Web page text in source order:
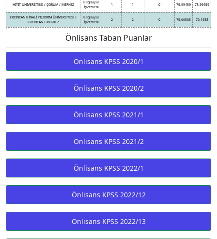
HİTİT ÜNİVERSİTESİ / ÇORUM / MERKEZ
Bilgisayar
İşletmeni
1 1 0 75,99459 75,99459
ERZİNCAN BİNALİ YILDIRIM ÜNİVERSİTESİ /
ERZİNCAN / MERKEZ
Bilgisayar
İşletmeni
2 2 0 75,66565 76,1933
Önlisans Taban Puanlar
Önlisans KPSS 2020/1
Önlisans KPSS 2020/2
Önlisans KPSS 2021/1
Önlisans KPSS 2021/2
Önlisans KPSS 2022/1
Önlisans KPSS 2022/12
Önlisans KPSS 2022/13